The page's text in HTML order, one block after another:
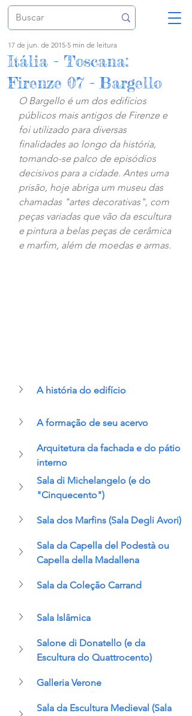
Itália - Toscana:
Firenze 07 - Bargello
17 de jun. de 2015 5 min de leitura
O Bargello é um dos edifícios
públicos mais antigos de Firenze e
foi utilizado para diversas
finalidades ao longo da história,
tornando-se palco de episódios
decisivos para a cidade. Antes uma
prisão, hoje abriga um museu das
chamadas "artes decorativas", com
peças variadas que vão da escultura
e pintura a belas peças de cerâmica
e marfim, além de moedas e armas.
A história do edifício
A formação de seu acervo
Arquitetura da fachada e do pátio
interno
Sala di Michelangelo (e do
"Cinquecento")
Sala dos Marfins (Sala Degli Avori)
Sala da Capella del Podestà ou
Capella della Madallena
Sala da Coleção Carrand
Sala Islâmica
Salone di Donatello (e da
Escultura do Quattrocento)
Galleria Verone
Sala da Escultura Medieval (Sala